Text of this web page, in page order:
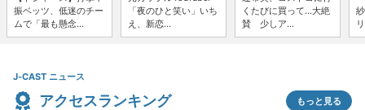
振ベッツ、低迷のチー
ムで「最も懸念...
「夜のひと笑い」いち
え、新恋...
くたびに買って...大絶
賛 少しア...
J-CAST ニュース
アクセスランキング もっと見る